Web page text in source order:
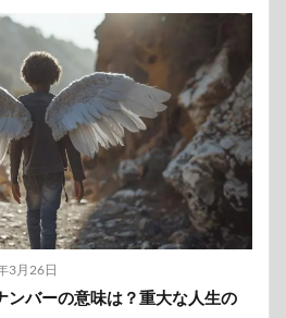
3月26日
ンバーの意味は？重大な人生の